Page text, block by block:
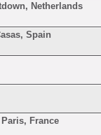
Netherlands
Spain
France